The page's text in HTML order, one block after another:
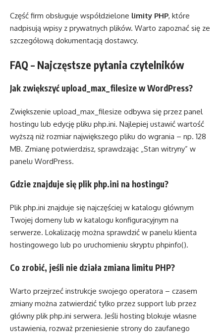
Część firm obsługuje współdzielone limity PHP, które
nadpisują wpisy z prywatnych plików. Warto zapoznać się ze
szczegółową dokumentacją dostawcy.
FAQ – Najczęstsze pytania czytelników
Jak zwiększyć upload_max_filesize w WordPress?
Zwiększenie upload_max_filesize odbywa się przez panel
hostingu lub edycję pliku php.ini. Najlepiej ustawić wartość
wyższą niż rozmiar największego pliku do wgrania – np. 128
MB. Zmianę potwierdzisz, sprawdzając „Stan witryny” w
panelu WordPress.
Gdzie znajduje się plik php.ini na hostingu?
Plik php.ini znajduje się najczęściej w katalogu głównym
Twojej domeny lub w katalogu konfiguracyjnym na
serwerze. Lokalizację można sprawdzić w panelu klienta
hostingowego lub po uruchomieniu skryptu phpinfo().
Co zrobić, jeśli nie działa zmiana limitu PHP?
Warto przejrzeć instrukcje swojego operatora – czasem
zmiany można zatwierdzić tylko przez support lub przez
główny plik php.ini serwera. Jeśli hosting blokuje własne
ustawienia, rozważ przeniesienie strony do zaufanego